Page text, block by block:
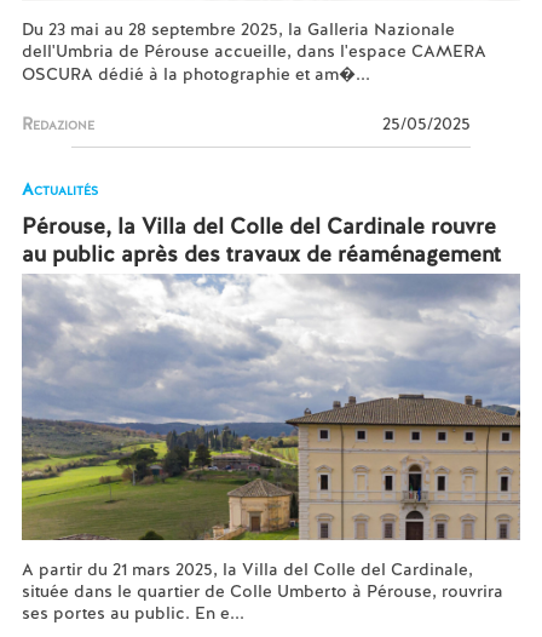
Du 23 mai au 28 septembre 2025, la Galleria Nazionale
dell'Umbria de Pérouse accueille, dans l'espace CAMERA
OSCURA dédié à la photographie et am�...
Redazione 25/05/2025
Actualités
Pérouse, la Villa del Colle del Cardinale rouvre
au public après des travaux de réaménagement
A partir du 21 mars 2025, la Villa del Colle del Cardinale,
située dans le quartier de Colle Umberto à Pérouse, rouvrira
ses portes au public. En e...